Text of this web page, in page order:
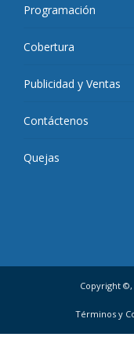
Programación
Cobertura
Publicidad y Ventas
Contáctenos
Quejas
Copyright ©,
Términos y